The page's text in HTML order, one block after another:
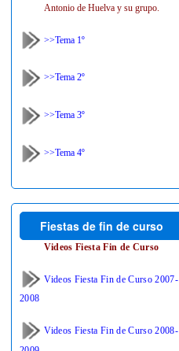
Antonio de Huelva y su grupo.
>>Tema 1º
>>Tema 2º
>>Tema 3º
>>Tema 4º
Fiestas de fin de curso
Videos Fiesta Fin de Curso
Videos Fiesta Fin de Curso 2007-
2008
Videos Fiesta Fin de Curso 2008-